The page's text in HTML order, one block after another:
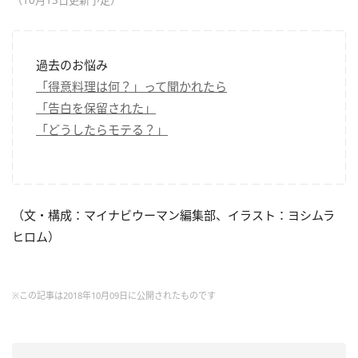
過去のお悩み
「得意料理は何？」って聞かれたら
「告白を保留された」
「どうしたらモテる？」
（文・構成：マイナビウーマン編集部、イラスト：ヨシムラ
ヒロム）
※この記事は2018年10月09日に公開されたものです